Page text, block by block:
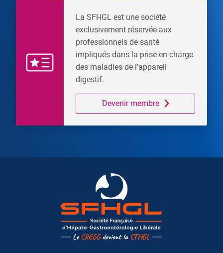
La SFHGL est une société
exclusivement réservée aux
professionnels de santé
impliqués dans la prise en charge
des maladies de l’appareil
digestif.
Devenir membre